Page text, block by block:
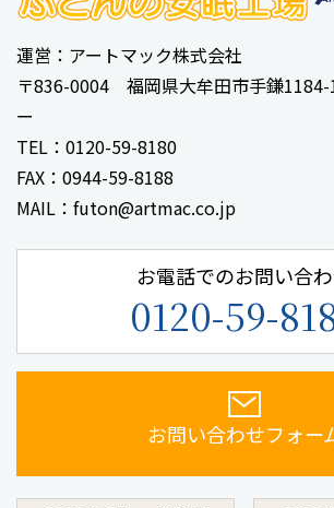
運営：アートマック株式会社
〒836-0004 福岡県大牟田市手鎌1184-
ー
TEL：0120-59-8180
FAX：0944-59-8188
MAIL：futon@artmac.co.jp
お電話でのお問い合
0120-59-
お問い合わせフォー